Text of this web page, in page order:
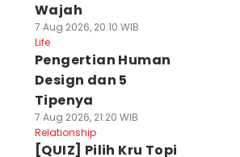
Wajah
7 Aug 2026, 20:10 WIB
Life
Pengertian Human
Design dan 5
Tipenya
7 Aug 2026, 21:20 WIB
Relationship
[QUIZ] Pilih Kru Topi